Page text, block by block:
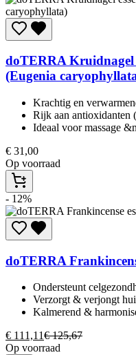
doTERRAKruidnagel
(Eugenia
Krachtig en
Rijk aan antioxidanten
Ideaal voor massage
€ 31,00
Op voorraad
- 12%
doTERRA
Ondersteunt
Verzorgt & verjongt
Kalmerend &
€ 111,11€125,67
Op voorraad